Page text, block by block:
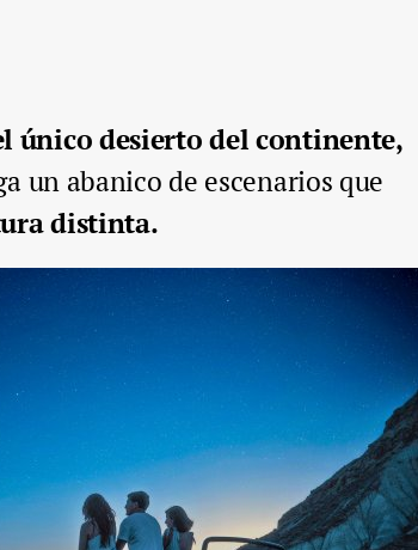
único desierto del continente,
un abanico de escenarios que
distinta.